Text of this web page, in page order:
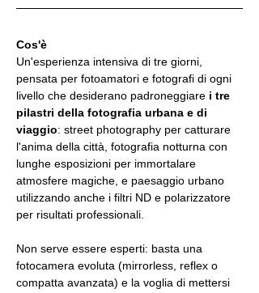
Cos'è
Un'esperienza intensiva di tre giorni,
pensata per fotoamatori e fotografi di ogni
livello che desiderano padroneggiare i tre
pilastri della fotografia urbana e di
viaggio: street photography per catturare
l'anima della città, fotografia notturna con
lunghe esposizioni per immortalare
atmosfere magiche, e paesaggio urbano
utilizzando anche i filtri ND e polarizzatore
per risultati professionali.
Non serve essere esperti: basta una
fotocamera evoluta (mirrorless, reflex o
compatta avanzata) e la voglia di mettersi